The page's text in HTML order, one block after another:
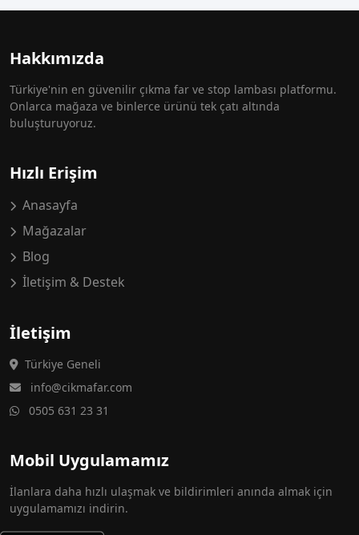
Hakkımızda
Türkiye'nin en güvenilir çıkma far ve stop lambası platformu.
Onlarca mağaza ve binlerce ürünü tek çatı altında
buluşturuyoruz.
Hızlı Erişim
Anasayfa
Mağazalar
Blog
İletişim & Destek
İletişim
Türkiye Geneli
info@cikmafar.com
0505 631 23 31
Mobil Uygulamamız
İlanlara daha hızlı ulaşmak ve bildirimleri anında almak için
uygulamamızı indirin.